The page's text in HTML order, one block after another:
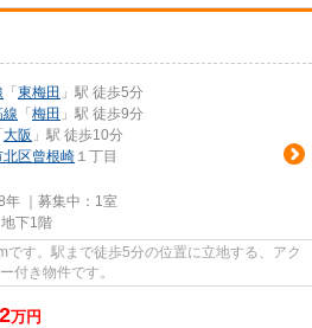
「 東梅田 」駅 徒歩5分
線 「 梅田 」駅 徒歩9分
大阪 」駅 徒歩10分
北区曾根崎 １丁目
｜募集中： 1室
下1階
す。駅まで徒歩5分の位置に立地する、アク
付き物件です。
万円